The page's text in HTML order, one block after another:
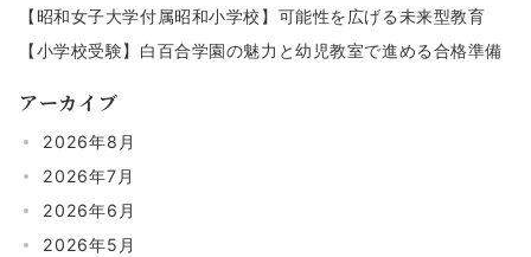
【昭和女子大学付属昭和小学校】可能性を広げる未来型教育
【小学校受験】白百合学園の魅力と幼児教室で進める合格準備
アーカイブ
2026年8月
2026年7月
2026年6月
2026年5月